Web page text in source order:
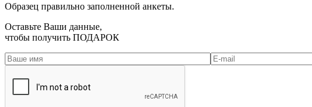
Образец правильно заполненной анкеты.
Оставьте Ваши данные,
чтобы получить ПОДАРОК